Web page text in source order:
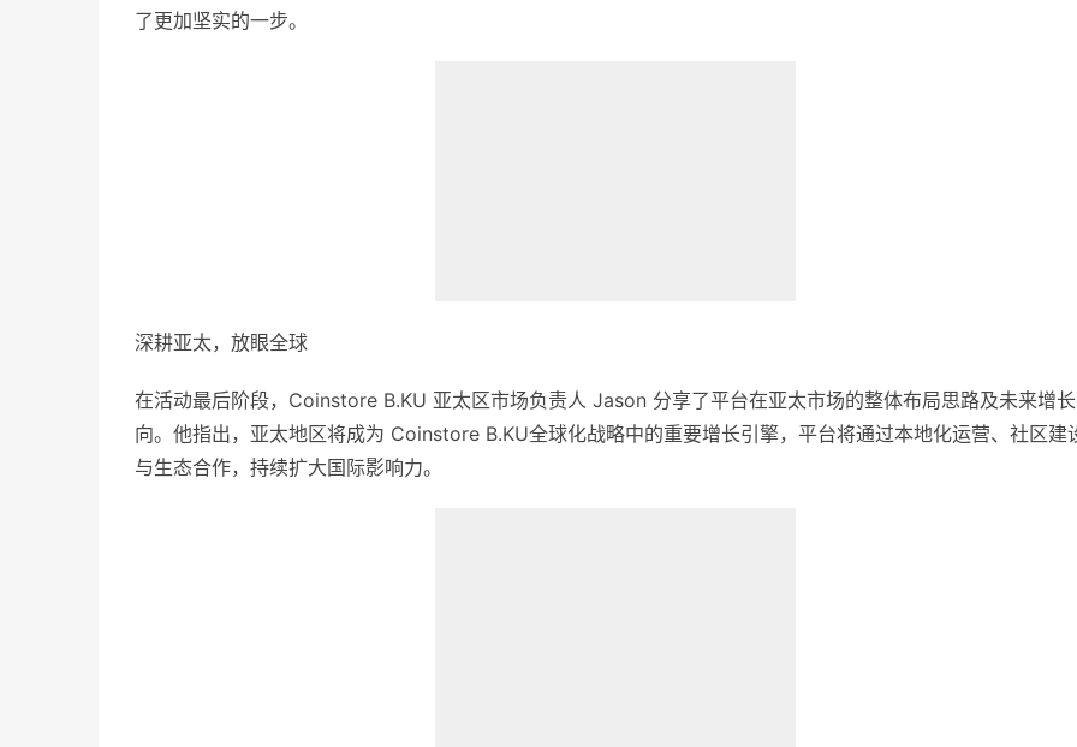
了更加坚实的一步。
深耕亚太，放眼全球
在活动最后阶段，Coinstore B.KU 亚太区市场负责人 Jason 分享了平台在亚太市场的整体布局思路及未来增
向。他指出，亚太地区将成为 Coinstore B.KU全球化战略中的重要增长引擎，平台将通过本地化运营、社区建
与生态合作，持续扩大国际影响力。